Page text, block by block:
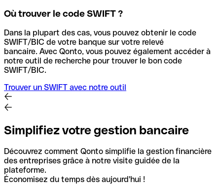
Où trouver le code SWIFT ?
Dans la plupart des cas, vous pouvez obtenir le code
SWIFT/BIC de votre banque sur votre relevé
bancaire. Avec Qonto, vous pouvez également accéder à
notre outil de recherche pour trouver le bon code
SWIFT/BIC.
Trouver un SWIFT avec notre outil
Simplifiez votre gestion bancaire
Découvrez comment Qonto simplifie la gestion financière
des entreprises grâce à notre visite guidée de la
plateforme.
Économisez du temps dès aujourd'hui !